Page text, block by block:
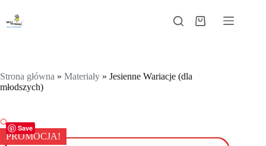
treści
Koszyk
Strona główna » Materiały » Jesienne Wariacje (dla
młodszych)
Save
PROMOCJA!
🔍